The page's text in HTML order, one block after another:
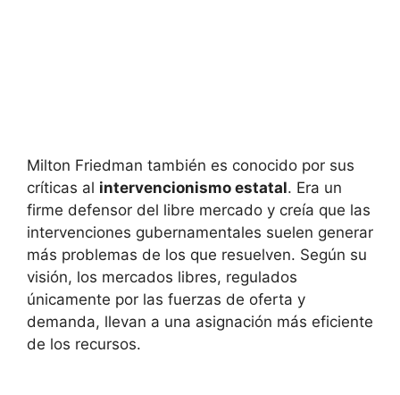
Milton Friedman también es conocido por sus
críticas al intervencionismo estatal. Era un
firme defensor del libre mercado y creía que las
intervenciones gubernamentales suelen generar
más problemas de los que resuelven. Según su
visión, los mercados libres, regulados
únicamente por las fuerzas de oferta y
demanda, llevan a una asignación más eficiente
de los recursos.